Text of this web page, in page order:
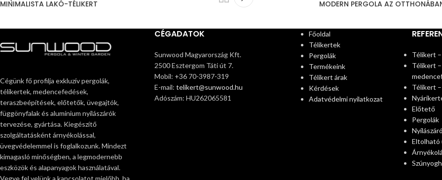
MINIMALISTA LAKÓ-TÉLIKERT MODERN PERGOLA AZ
Cégünk fő profilja exkluzív pergolák,
télikertek, medencefedések,
teraszbeépítések, előtetők, üvegajtók,
függönyfalak és alumínium nyílászárók
tervezése, gyártása. Kiegészítő
szolgáltatásként árnyékolással,
üvegvédelemmel is foglalkozunk. Mindezt
kimagasló minőségben, a legmodernebb
eszközök és alapanyagok használatával.
Vegye fel velünk a kapcsolatot mielőbb, ha
CÉGADATOK
Sunwood Magyarország Kft.
2500 Esztergom Táti út 7.
Mobil: +36 70-3987-319
E-mail: telikert@sunwood.hu
Adószám: HU262065581
Főoldal
Télikertek
Pergolák
Termékeink
Télikert árak
Kérdések
Adatvédelmi nyilatkozat
Télikert
Télikert –
Télikert
Előtető
Pergolák
Nyílászáró
Eltolható